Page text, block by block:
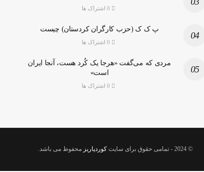
پ ک ک (حزب کارگران کردستان) چیست
مردی که می‌گفت «هرجا یک کُرد هست، آنجا ایران
است»
© 2024 - تمامی حقوق برای سایتکوردپاریز محفوظ می باشد.